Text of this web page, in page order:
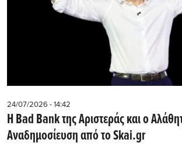
24/07/2026 - 14:42
Η Bad Bank της Αριστεράς και ο
Αναδημοσίευση από το Skai.gr